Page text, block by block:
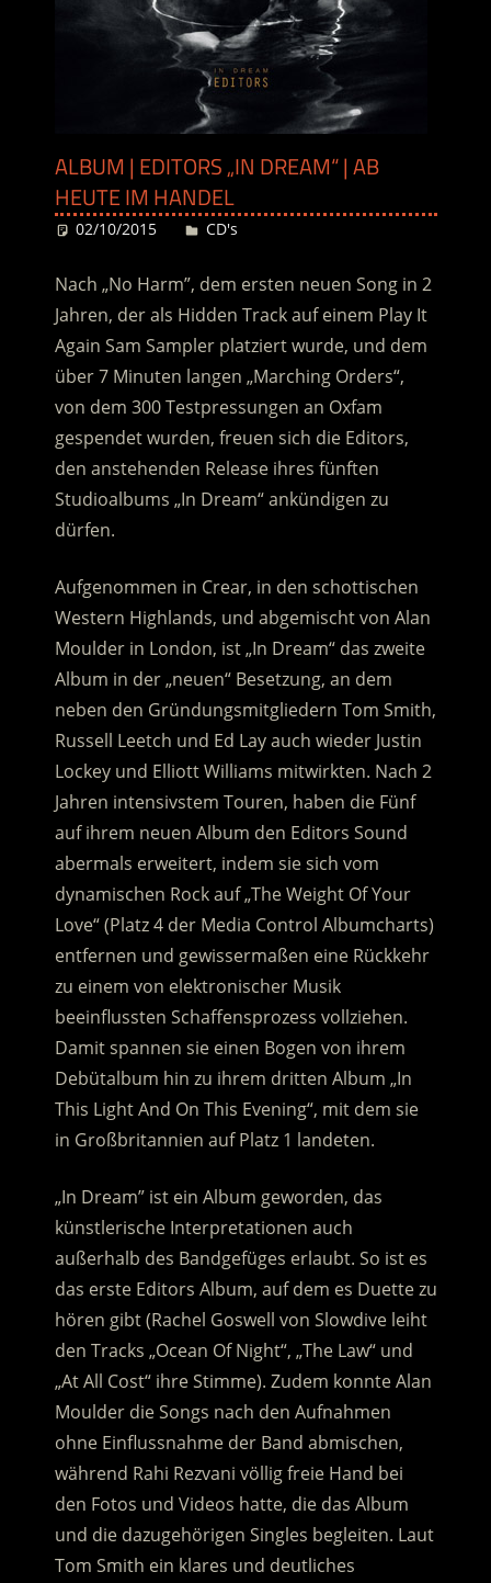
ALBUM | EDITORS „IN DREAM“ | AB
HEUTE IM HANDEL
02/10/2015 Desiree
CD's
Nach „No Harm”, dem ersten neuen Song in 2
Jahren, der als Hidden Track auf einem Play It
Again Sam Sampler platziert wurde, und dem
über 7 Minuten langen „Marching Orders“,
von dem 300 Testpressungen an Oxfam
gespendet wurden, freuen sich die Editors,
den anstehenden Release ihres fünften
Studioalbums „In Dream“ ankündigen zu
dürfen.
Aufgenommen in Crear, in den schottischen
Western Highlands, und abgemischt von Alan
Moulder in London, ist „In Dream“ das zweite
Album in der „neuen“ Besetzung, an dem
neben den Gründungsmitgliedern Tom Smith,
Russell Leetch und Ed Lay auch wieder Justin
Lockey und Elliott Williams mitwirkten. Nach 2
Jahren intensivstem Touren, haben die Fünf
auf ihrem neuen Album den Editors Sound
abermals erweitert, indem sie sich vom
dynamischen Rock auf „The Weight Of Your
Love“ (Platz 4 der Media Control Albumcharts)
entfernen und gewissermaßen eine Rückkehr
zu einem von elektronischer Musik
beeinflussten Schaffensprozess vollziehen.
Damit spannen sie einen Bogen von ihrem
Debütalbum hin zu ihrem dritten Album „In
This Light And On This Evening“, mit dem sie
in Großbritannien auf Platz 1 landeten.
„In Dream” ist ein Album geworden, das
künstlerische Interpretationen auch
außerhalb des Bandgefüges erlaubt. So ist es
das erste Editors Album, auf dem es Duette zu
hören gibt (Rachel Goswell von Slowdive leiht
den Tracks „Ocean Of Night“, „The Law“ und
„At All Cost“ ihre Stimme). Zudem konnte Alan
Moulder die Songs nach den Aufnahmen
ohne Einflussnahme der Band abmischen,
während Rahi Rezvani völlig freie Hand bei
den Fotos und Videos hatte, die das Album
und die dazugehörigen Singles begleiten. Laut
Tom Smith ein klares und deutliches